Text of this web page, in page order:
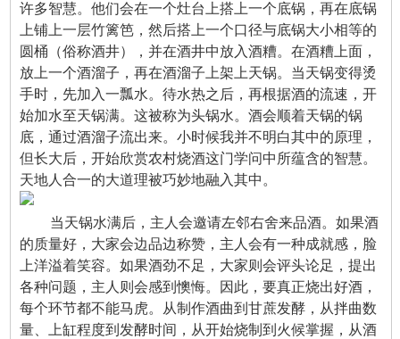
许多智慧。他们会在一个灶台上搭上一个底锅，再在底锅
上铺上一层竹篱笆，然后搭上一个口径与底锅大小相等的
圆桶（俗称酒井），并在酒井中放入酒糟。在酒糟上面，
放上一个酒溜子，再在酒溜子上架上天锅。当天锅变得烫
手时，先加入一瓢水。待水热之后，再根据酒的流速，开
始加水至天锅满。这被称为头锅水。酒会顺着天锅的锅
底，通过酒溜子流出来。小时候我并不明白其中的原理，
但长大后，开始欣赏农村烧酒这门学问中所蕴含的智慧。
天地人合一的大道理被巧妙地融入其中。
当天锅水满后，主人会邀请左邻右舍来品酒。如果酒
的质量好，大家会边品边称赞，主人会有一种成就感，脸
上洋溢着笑容。如果酒劲不足，大家则会评头论足，提出
各种问题，主人则会感到懊悔。因此，要真正烧出好酒，
每个环节都不能马虎。从制作酒曲到甘蔗发酵，从拌曲数
量、上缸程度到发酵时间，从开始烧制到火候掌握，从酒